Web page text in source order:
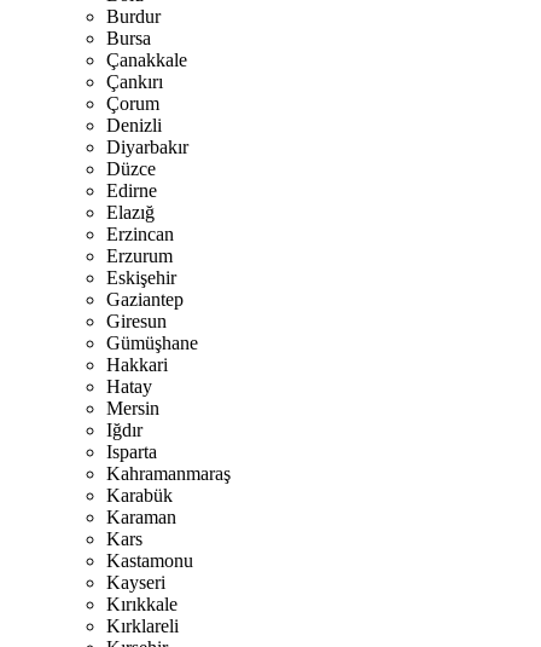
Burdur
Bursa
Çanakkale
Çankırı
Çorum
Denizli
Diyarbakır
Düzce
Edirne
Elazığ
Erzincan
Erzurum
Eskişehir
Gaziantep
Giresun
Gümüşhane
Hakkari
Hatay
Mersin
Iğdır
Isparta
Kahramanmaraş
Karabük
Karaman
Kars
Kastamonu
Kayseri
Kırıkkale
Kırklareli